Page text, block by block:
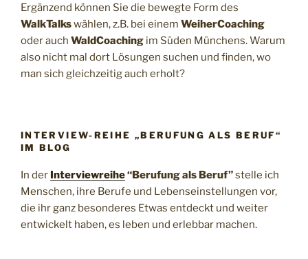
Ergänzend können Sie die bewegte Form des
WalkTalkswählen, z.B. bei einem WeiherCoaching
oder auch WaldCoaching im Süden Münchens. Warum
also nicht mal dort Lösungen suchen und finden, wo
man sich gleichzeitig auch erholt?
INTERVIEW-REIHE „BERUFUNG ALS BERUF“
IM BLOG
In der Interviewreihe“Berufung als Beruf”stelle ich
Menschen, ihre Berufe und Lebenseinstellungen vor,
die ihr ganz besonderes Etwas entdeckt und weiter
entwickelt haben, es leben und erlebbar machen.